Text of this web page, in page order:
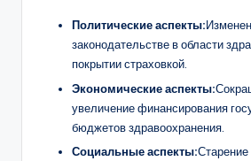
Политические аспекты:
законодательстве в области
покрытии страховкой.
Экономические аспекты:
увеличение финансирования
бюджетов здравоохранения.
Социальные аспекты:Старение